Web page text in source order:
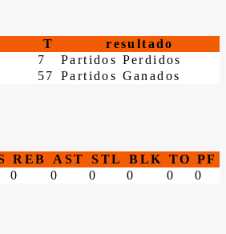
T
resultado
7
Partidos Perdidos
57 Partidos Ganados
REB AST STL BLK TO PF
0 0 0 0 0 0